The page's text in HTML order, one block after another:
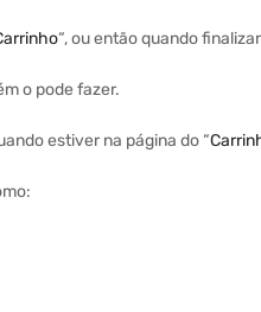
“, ou então quando
o pode fazer.
estiver na página do “